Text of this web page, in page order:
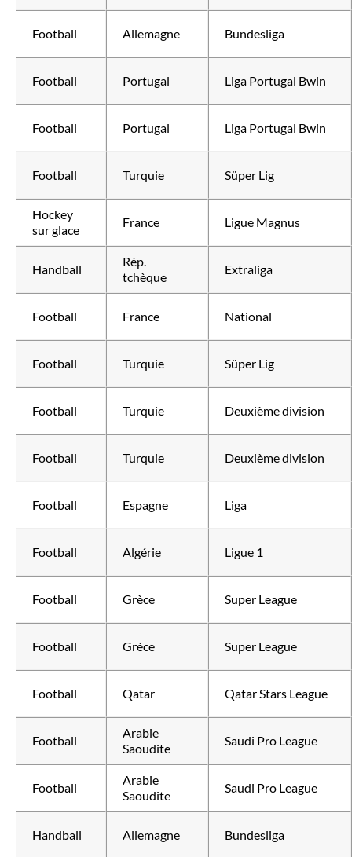
Football Allemagne Bundesliga
Football Portugal Liga Portugal Bwin
Football Portugal Liga Portugal Bwin
Football Turquie Süper Lig
Hockey
sur glace
France Ligue Magnus
Handball
Rép.
tchèque
Extraliga
Football France National
Football Turquie Süper Lig
Football Turquie Deuxième division
Football Turquie Deuxième division
Football Espagne Liga
Football Algérie Ligue 1
Football Grèce Super League
Football Grèce Super League
Football Qatar Qatar Stars League
Football
Arabie
Saoudite
Saudi Pro League
Football
Arabie
Saoudite
Saudi Pro League
Handball Allemagne Bundesliga